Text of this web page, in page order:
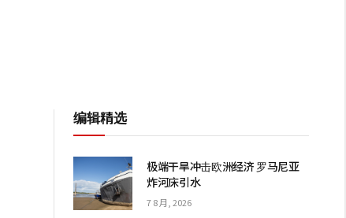
编辑精选
极端干旱冲击欧洲经济 罗马尼亚
炸河床引水
7 8 月, 2026